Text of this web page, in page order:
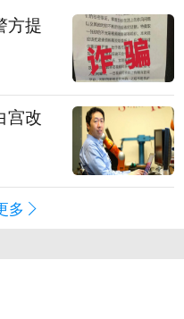
方提
宫改
多